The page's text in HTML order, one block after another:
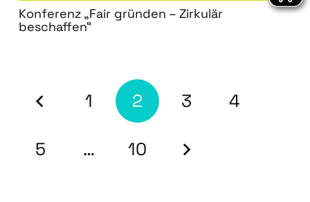
Konferenz „Fair gründen – Zirkulär
beschaffen“
1 2 3 4
5 … 10